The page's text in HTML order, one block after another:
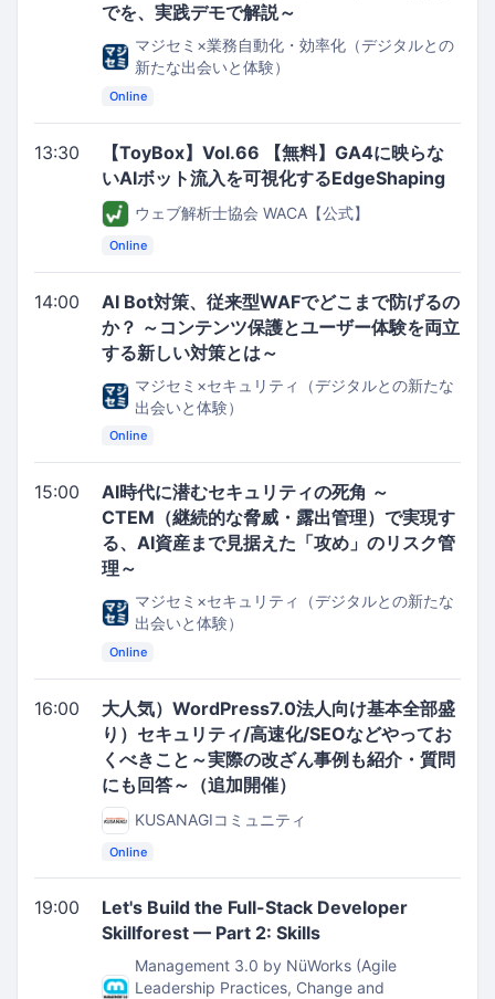
でを、実践デモで解説～
マジセミ×業務自動化・効率化（デジタルとの
新たな出会いと体験）
Online
13:30
【ToyBox】Vol.66 【無料】GA4に映らな
いAIボット流入を可視化するEdgeShaping
ウェブ解析士協会 WACA【公式】
Online
14:00
AI Bot対策、従来型WAFでどこまで防げるの
か？ ～コンテンツ保護とユーザー体験を両立
する新しい対策とは～
マジセミ×セキュリティ（デジタルとの新たな
出会いと体験）
Online
15:00
AI時代に潜むセキュリティの死角 ～
CTEM（継続的な脅威・露出管理）で実現す
る、AI資産まで見据えた「攻め」のリスク管
理～
マジセミ×セキュリティ（デジタルとの新たな
出会いと体験）
Online
16:00
大人気）WordPress7.0法人向け基本全部盛
り）セキュリティ/高速化/SEOなどやってお
くべきこと～実際の改ざん事例も紹介・質問
にも回答～（追加開催）
KUSANAGIコミュニティ
Online
19:00
Let's Build the Full-Stack Developer
Skillforest — Part 2: Skills
Management 3.0 by NüWorks (Agile
Leadership Practices, Change and